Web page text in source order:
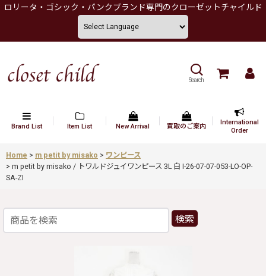
ロリータ・ゴシック・パンクブランド専門のクローゼットチャイルド
Search
Brand List Item List New Arrival 買取のご案内
International
Order
Home > m petit by misako > ワンピース
> m petit by misako / トワルドジュイワンピース 3L 白 I-26-07-07-053-LO-OP-
SA-ZI
検索